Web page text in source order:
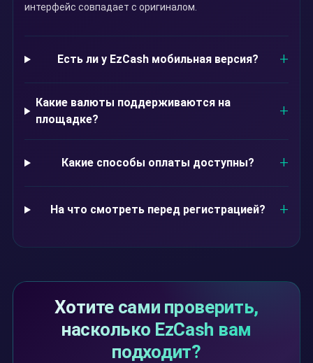
интерфейс совпадает с оригиналом.
Есть ли у EzCash мобильная версия?
Какие валюты поддерживаются на
площадке?
Какие способы оплаты доступны?
На что смотреть перед регистрацией?
Хотите сами проверить,
насколько EzCash вам
подходит?